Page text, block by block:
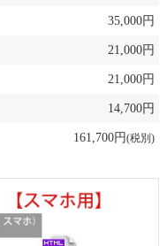
35,000円
21,000円
21,000円
14,700円
161,700円(税別)